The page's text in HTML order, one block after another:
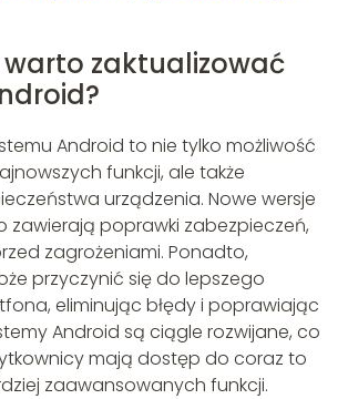
warto zaktualizować
Android to nie tylko możliwość
funkcji, ale także
urządzenia. Nowe wersje
zawierają poprawki zabezpieczeń,
zagrożeniami. Ponadto,
przyczynić się do lepszego
eliminując błędy i poprawiając
Android są ciągle rozwijane, co
mają dostęp do coraz to
zaawansowanych funkcji.